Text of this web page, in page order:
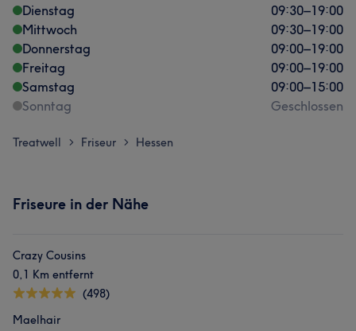
Dienstag
09:30–19:00
Mittwoch
09:30–19:00
Donnerstag
09:00–19:00
Freitag
09:00–19:00
Samstag
09:00–15:00
Sonntag
Geschlossen
Treatwell > Friseur > Hessen
Friseure in der Nähe
Crazy Cousins
0,1 Km entfernt
(498)
Maelhair